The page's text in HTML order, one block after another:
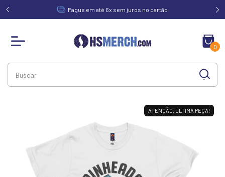
de Pague em até 6x sem juros no cartão
0
ATENÇÃO, ÚLTIMA PEÇA!